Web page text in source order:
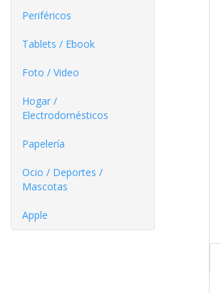
Periféricos
Tablets / Ebook
Foto / Video
Hogar /
Electrodomésticos
Papelería
Ocio / Deportes /
Mascotas
Apple